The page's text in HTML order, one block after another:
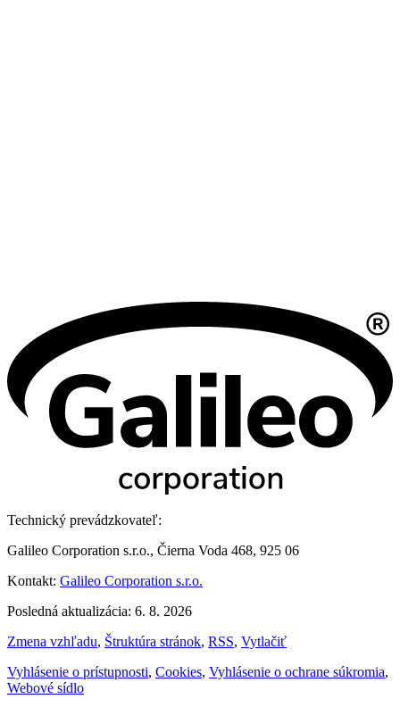
Technický prevádzkovateľ:
Galileo Corporation s.r.o., Čierna Voda 468, 925 06
Kontakt: Galileo Corporation s.r.o.
Posledná aktualizácia: 6. 8. 2026
Zmena vzhľadu, Štruktúra stránok, RSS, Vytlačiť
Vyhlásenie o prístupnosti, Cookies, Vyhlásenie o ochrane súkromia,
Webové sídlo